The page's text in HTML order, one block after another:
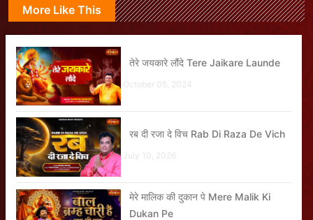
More Like This
तेरे जयकारे लौंदे Tere Jaikare Launde
October 05, 2024
रब दी रजा दे विच Rab Di Raza De Vich
July 10, 2026
मेरे मालिक की दुकान पे Mere Malik Ki
Dukan Pe